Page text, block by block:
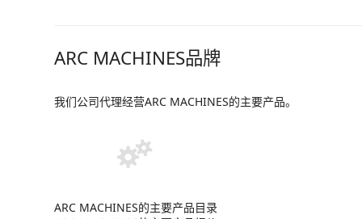
ARC MACHINES品牌
我们公司代理经营ARC MACHINES的主要产品。
ARC MACHINES的主要产品目录